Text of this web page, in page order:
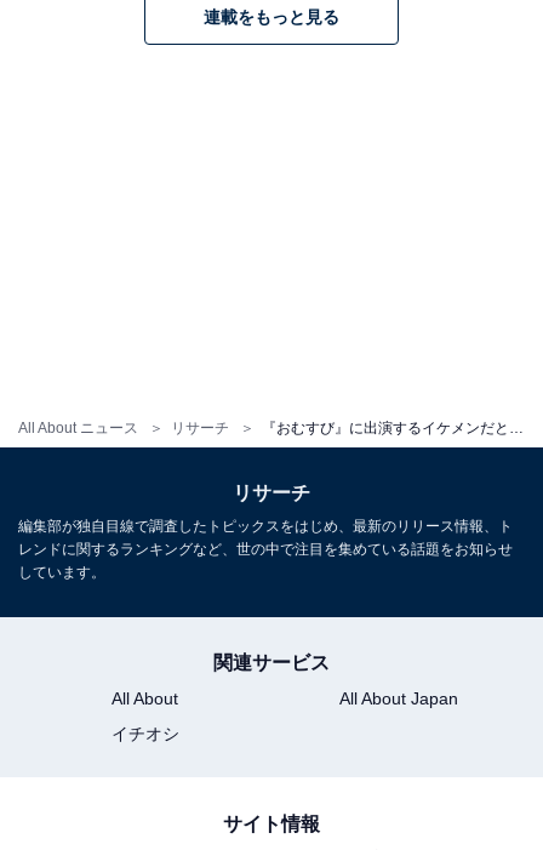
All About ニュース リサーチ
連載をもっと見る
リサーチ
編集部が独自目線で調査したトピックスをはじめ、最新のリリース情報、ト
レンドに関するランキングなど、世の中で注目を集めている話題をお知らせ
しています。
関連サービス
All About
All About Japan
イチオシ
サイト情報